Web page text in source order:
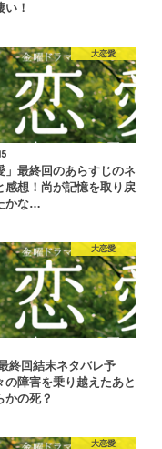
い！
大恋愛
」最終回のあらすじのネ
感想！尚が記憶を取り戻
かな…
大恋愛
終回結末ネタバレ予
の障害を乗り越えたあと
かの死？
大恋愛